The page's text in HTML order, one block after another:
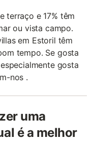
terraço e 17% têm
ou vista campo.
em Estoril têm
tempo. Se gosta
gosta
nos .
uma
é a melhor